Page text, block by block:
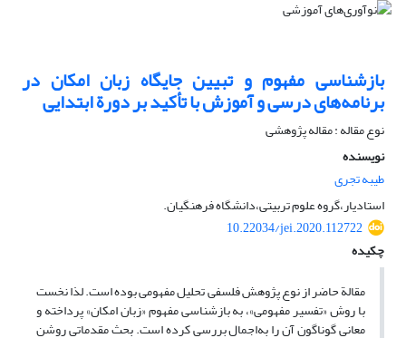
بازشناسی مفهوم و تبیین جایگاه زبان امکان در
برنامه‌های درسی و آموزش با تأکید بر دورة ابتدایی
نوع مقاله : مقاله پژوهشی
نویسنده
طیبه تجری
استادیار،گروه علوم تربیتی،دانشگاه فرهنگیان.
10.22034/jei.2020.112722
چکیده
مقالة حاضر از نوع پژوهش فلسفی تحلیل مفهومی بوده است. لذا نخست
با روش «تفسیر مفهومی»، به بازشناسی مفهوم «زبان امکان» پرداخته و
معانی گوناگون آن را به‌اجمال بررسی کرده است. بحث مقدماتی روشن